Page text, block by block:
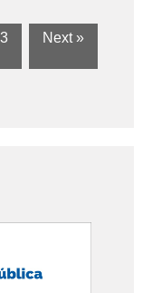
Next »